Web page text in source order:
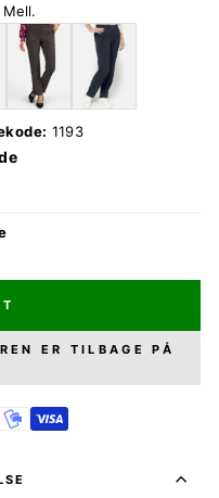
Mell.
1193
ER TILBAGE PÅ